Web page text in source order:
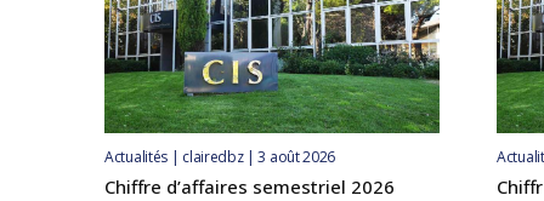
Actualités | clairedbz | 3 août 2026
Chiffre d’affaires semestriel 2026